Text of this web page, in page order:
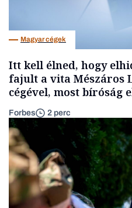
Magyar cégek
Itt kell élned, hogy
fajult a vita Mészáros
cégével, most bíróság
Forbes 2 perc